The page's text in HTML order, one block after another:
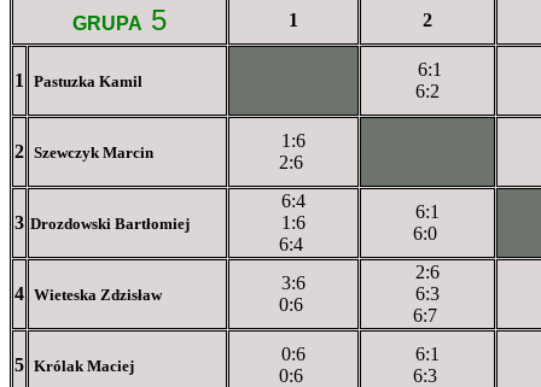
GRUPA 5 1 2
1 Pastuzka Kamil
6:1
6:2
2 Szewczyk Marcin
1:6
2:6
3 Drozdowski Bartłomiej
6:4
1:6
6:4
6:1
6:0
4 Wieteska Zdzisław
3:6
0:6
2:6
6:3
6:7
5 Królak Maciej
0:6
0:6
6:1
6:3